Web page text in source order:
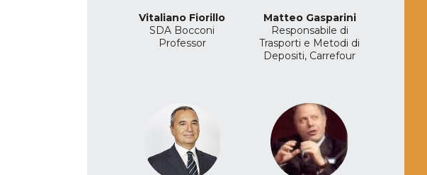
Vitaliano Fiorillo
SDA Bocconi
Professor
Matteo Gasparini
Responsabile di
Trasporti e Metodi di
Depositi, Carrefour